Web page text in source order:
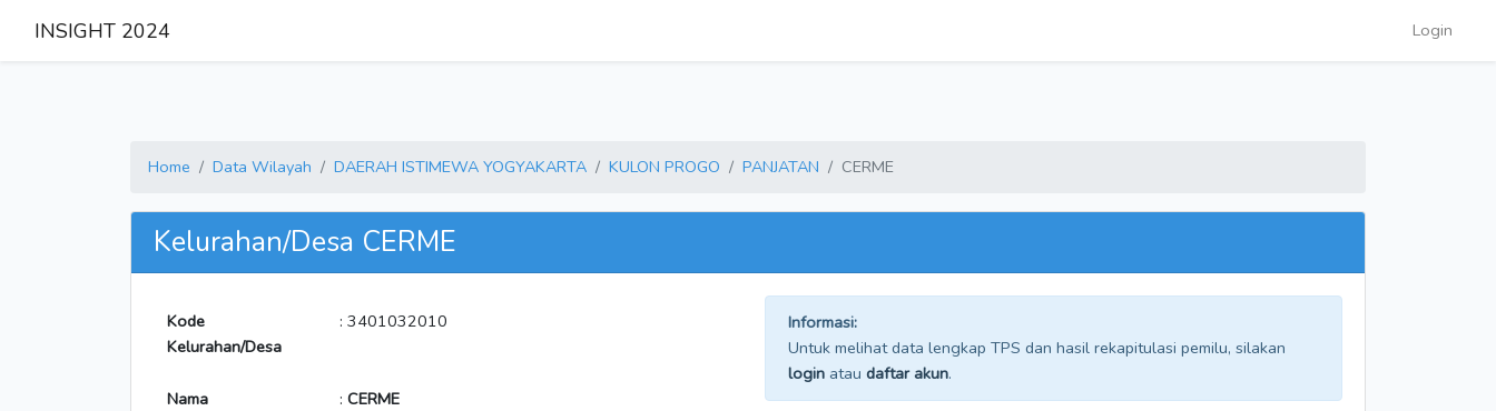
INSIGHT 2024 Login
Home Data Wilayah DAERAH ISTIMEWA YOGYAKARTA KULON PROGO PANJATAN CERME
Kelurahan/Desa CERME
Kode
Kelurahan/Desa
: 3401032010
Nama : CERME
Informasi:
Untuk melihat data lengkap TPS dan hasil rekapitulasi pemilu, silakan
login atau daftar akun.